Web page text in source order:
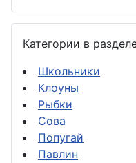
Категории в
Школьники
Клоуны
Рыбки
Сова
Попугай
Павлин